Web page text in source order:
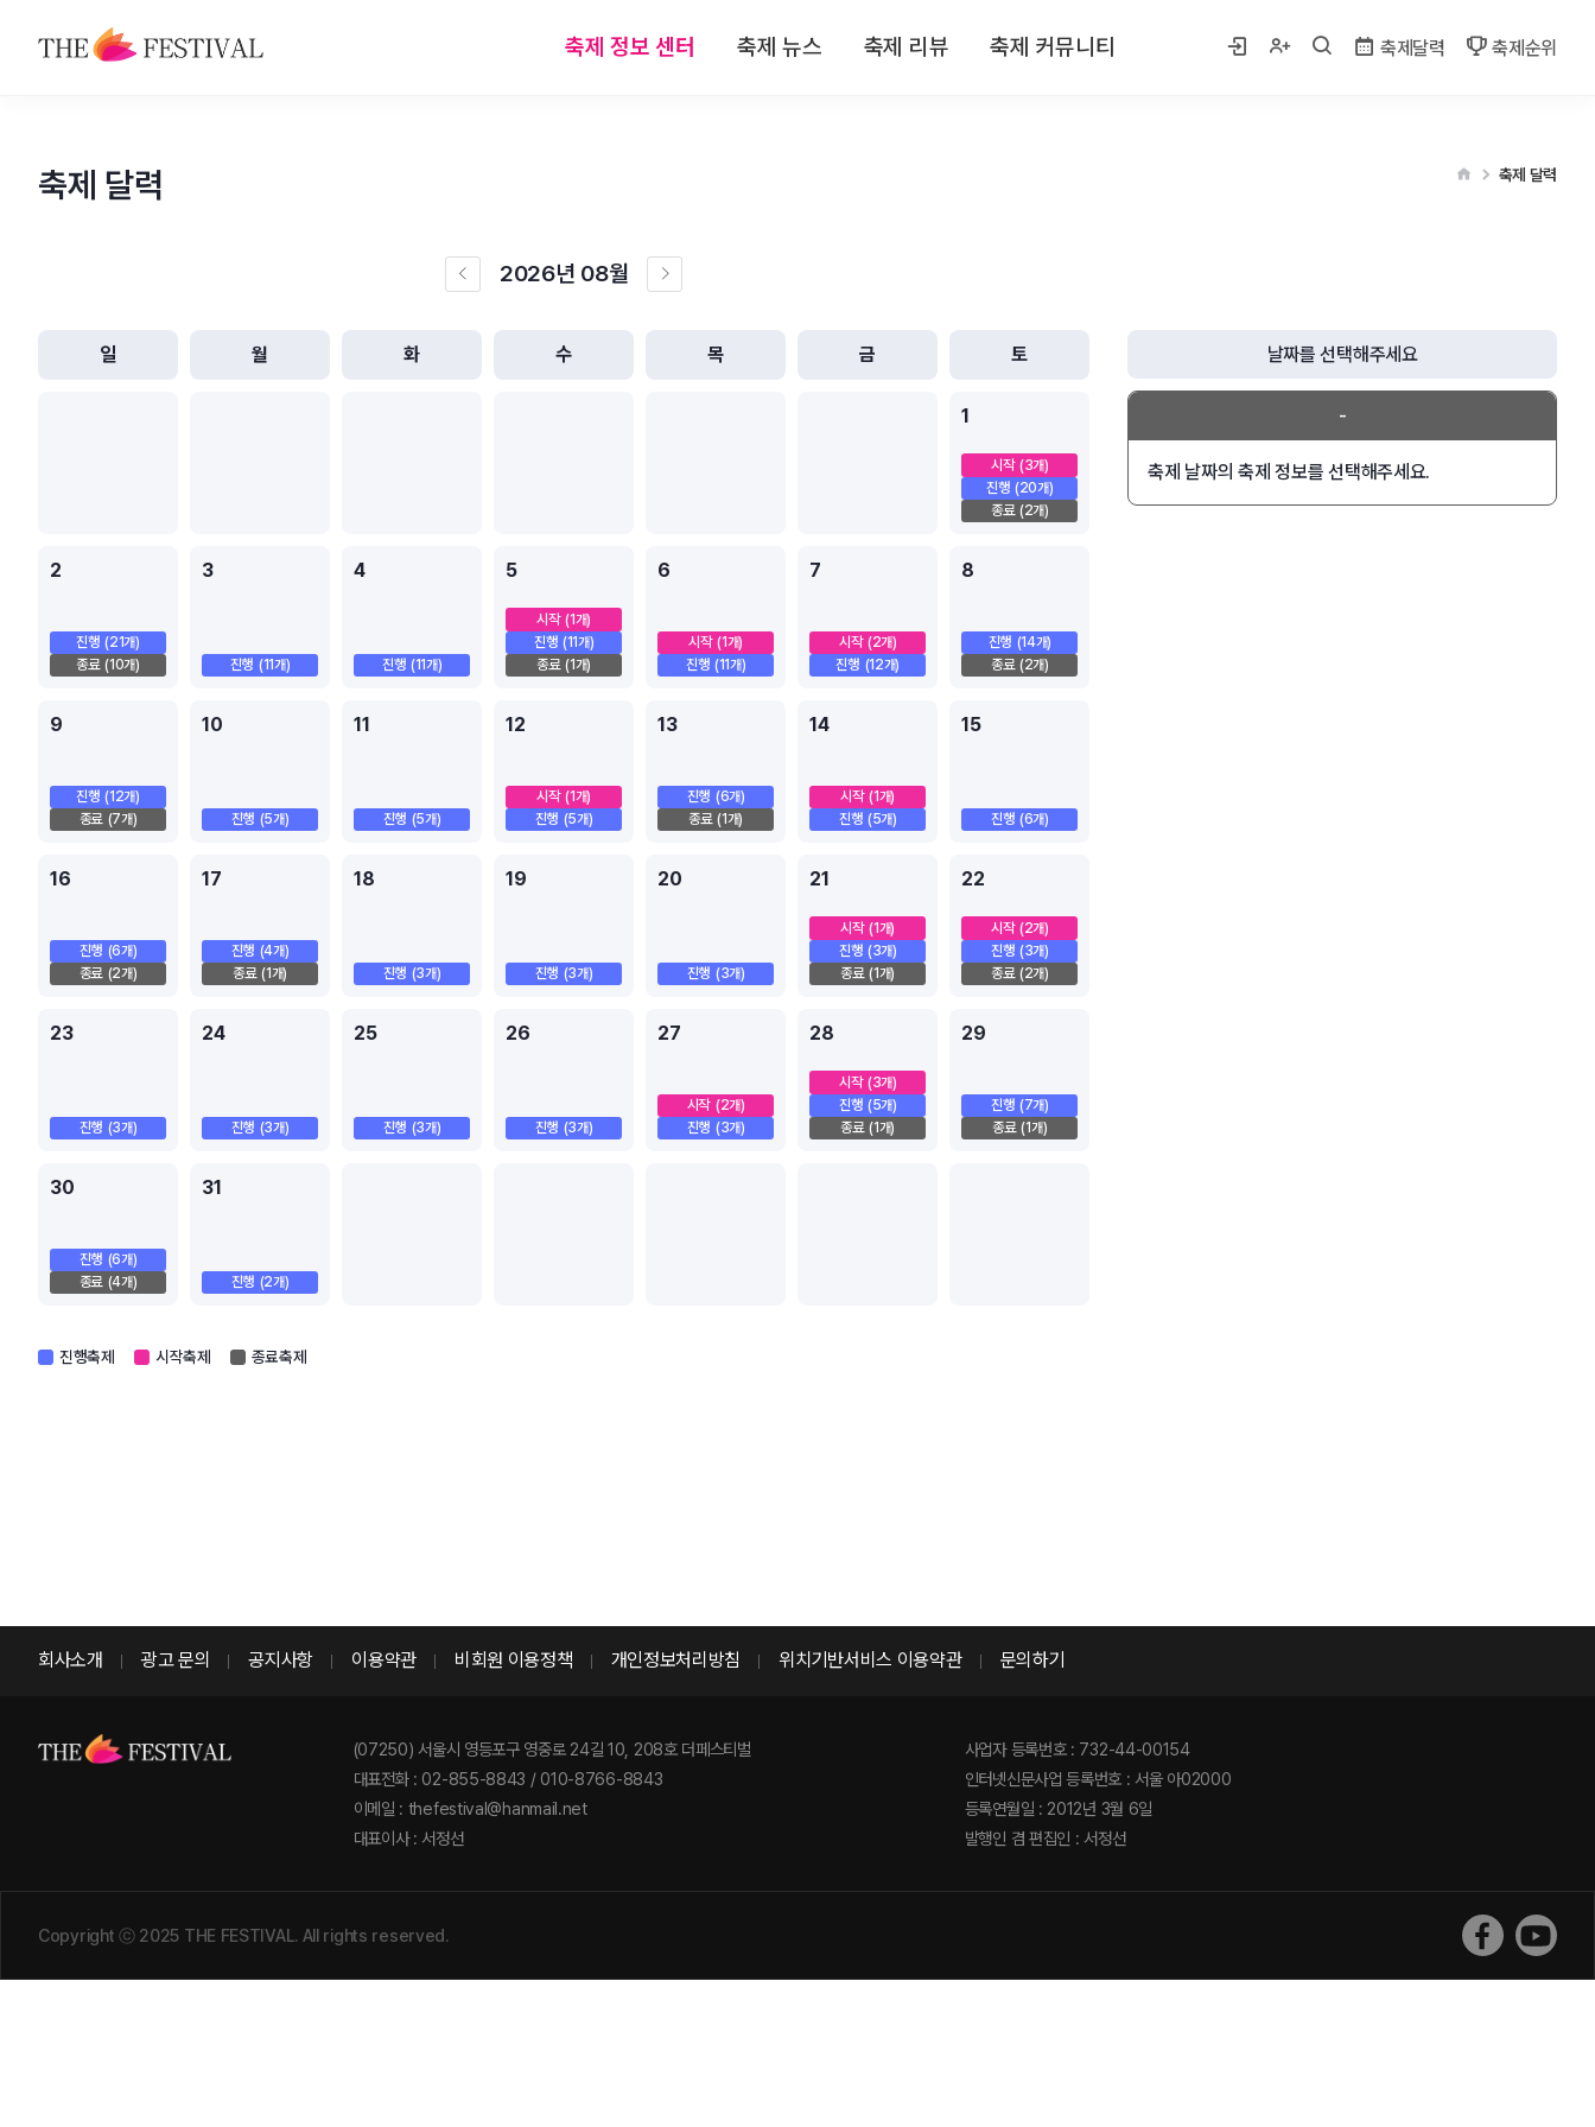
축제 정보 센터 축제 뉴스 축제 리뷰 축제 커뮤니티 축제달력 축제순위
관광지 정보
축제 달력 축제 달력
이전달2026년 08월 년/
일 월 화 수 목 금 토
1
시작 (3개)
진행 (20개)
종료 (2개)
2
진행 (21개)
종료 (10개)
3
진행 (11개)
4
진행 (11개)
5
시작 (1개)
진행 (11개)
종료 (1개)
6
시작 (1개)
진행 (11개)
7
시작 (2개)
진행 (12개)
8
진행 (14개)
종료 (2개)
9
진행 (12개)
종료 (7개)
10
진행 (5개)
11
진행 (5개)
12
시작 (1개)
진행 (5개)
13
진행 (6개)
종료 (1개)
14
시작 (1개)
진행 (5개)
15
진행 (6개)
16
진행 (6개)
종료 (2개)
17
진행 (4개)
종료 (1개)
18
진행 (3개)
19
진행 (3개)
20
진행 (3개)
21
시작 (1개)
진행 (3개)
종료 (1개)
22
시작 (2개)
진행 (3개)
종료 (2개)
23
진행 (3개)
24
진행 (3개)
25
진행 (3개)
26
진행 (3개)
27
시작 (2개)
진행 (3개)
28
시작 (3개)
진행 (5개)
종료 (1개)
29
진행 (7개)
종료 (1개)
30
진행 (6개)
종료 (4개)
31
진행 (2개)
진행축제 시작축제 종료축제
날짜를 선택해주세요
-
축제 날짜의 축제 정보를 선택해주세요.
회사소개 광고 문의 공지사항 이용약관 비회원 이용정책 개인정보처리방침 위치기반서비스 이용약관 문의하기
(07250) 서울시 영등포구 영중로 24길 10, 208호 더페스티벌
대표전화 : 02-855-8843 / 010-8766-8843
이메일 : thefestival@hanmail.net
대표이사 : 서정선
사업자 등록번호 : 732-44-00154
인터넷신문사업 등록번호 : 서울 아02000
등록연월일 : 2012년 3월 6일
발행인 겸 편집인 : 서정선
Copyright ⓒ 2025 THE FESTIVAL. All rights reserved. 더페스티벌